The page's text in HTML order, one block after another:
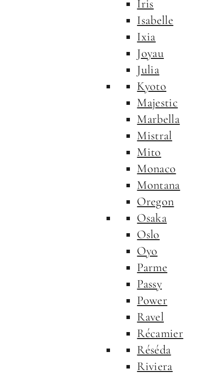
Iris
Isabelle
Ixia
Joyau
Julia
Kyoto
Majestic
Marbella
Mistral
Mito
Monaco
Montana
Oregon
Osaka
Oslo
Oyo
Parme
Passy
Power
Ravel
Récamier
Réséda
Riviera